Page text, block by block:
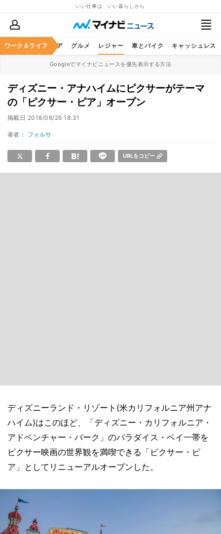
いい仕事は、いい暮らしから
ワーク＆ライフ
暮らし ヘルスケア グルメ レジャー 車とバイク キャッシュレス
Googleでマイナビニュースを優先表示する方法
ディズニー・アナハイムにピクサーがテーマ
の「ピクサー・ピア」オープン
掲載日 2018/06/26 18:31
著者： フォルサ
URLをコピー
ディズニーランド・リゾート(米カリフォルニア州アナ
ハイム)はこのほど、「ディズニー・カリフォルニア・
アドベンチャー・パーク」のパラダイス・ベイ一帯を
ピクサー映画の世界観を満喫できる「ピクサー・ピ
ア」としてリニューアルオープンした。